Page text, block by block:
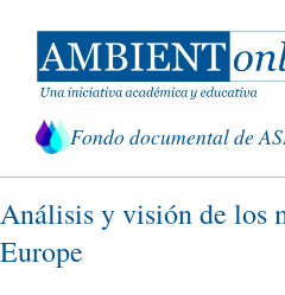
contenido
Fondo documental de
Análisis y visión de los
Europe